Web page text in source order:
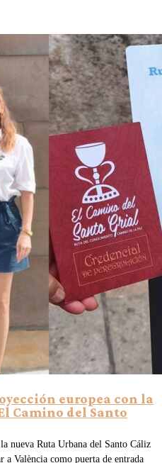
europea con la
Camino del Santo
nueva Ruta Urbana del Santo Cáliz
a València como puerta de entrada